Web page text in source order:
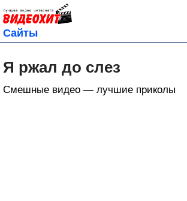
Сайты
Я ржал до слез
Смешные видео — лучшие приколы